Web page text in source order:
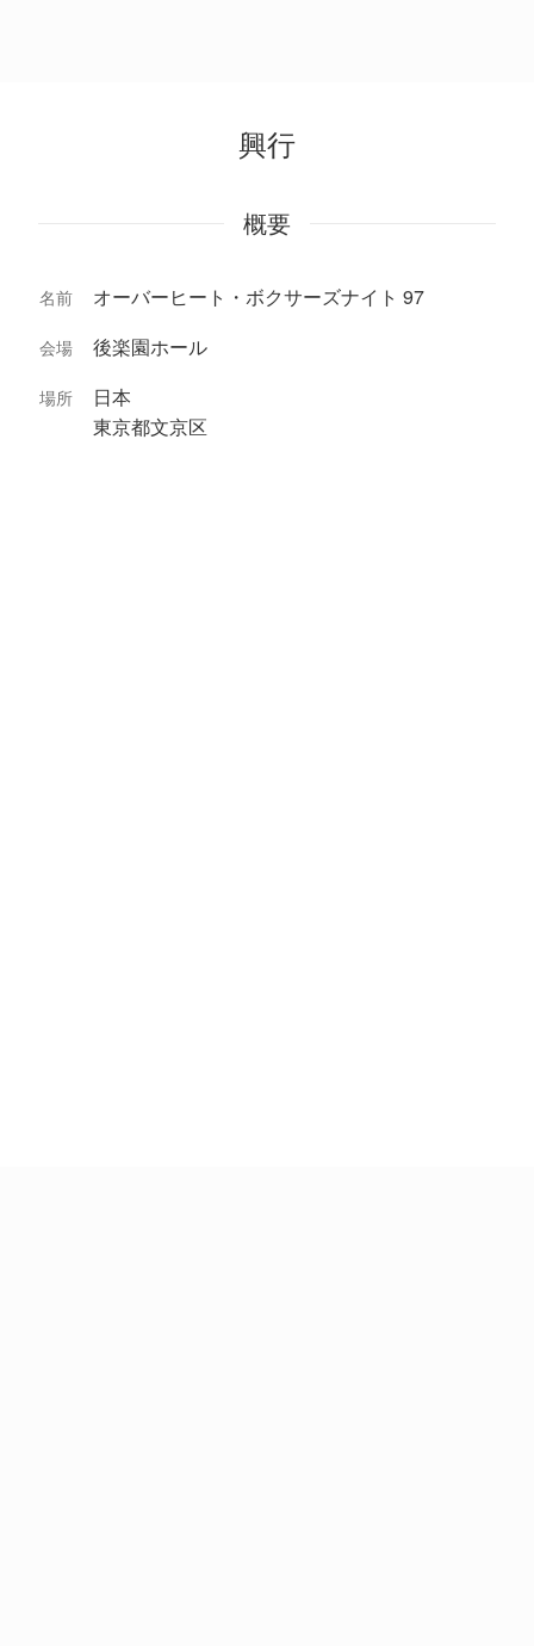
興行
概要
名前 オーバーヒート・ボクサーズナイト 97
会場 後楽園ホール
場所
日本
東京都文京区